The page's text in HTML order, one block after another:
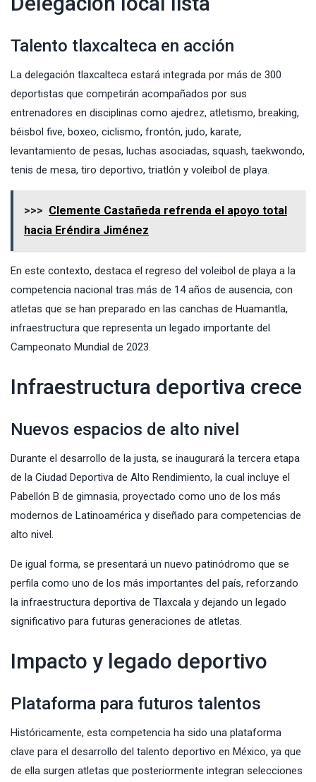
Talento tlaxcalteca en acción
La delegación tlaxcalteca estará integrada por más de 300
deportistas que competirán acompañados por sus
entrenadores en disciplinas como ajedrez, atletismo, breaking,
béisbol five, boxeo, ciclismo, frontón, judo, karate,
levantamiento de pesas, luchas asociadas, squash, taekwondo,
tenis de mesa, tiro deportivo, triatlón y voleibol de playa.
>>> Clemente Castañeda refrenda el apoyo total
hacia Eréndira Jiménez
En este contexto, destaca el regreso del voleibol de playa a la
competencia nacional tras más de 14 años de ausencia, con
atletas que se han preparado en las canchas de Huamantla,
infraestructura que representa un legado importante del
Campeonato Mundial de 2023.
Infraestructura deportiva crece
Nuevos espacios de alto nivel
Durante el desarrollo de la justa, se inaugurará la tercera etapa
de la Ciudad Deportiva de Alto Rendimiento, la cual incluye el
Pabellón B de gimnasia, proyectado como uno de los más
modernos de Latinoamérica y diseñado para competencias de
alto nivel.
De igual forma, se presentará un nuevo patinódromo que se
perfila como uno de los más importantes del país, reforzando
la infraestructura deportiva de Tlaxcala y dejando un legado
significativo para futuras generaciones de atletas.
Impacto y legado deportivo
Plataforma para futuros talentos
Históricamente, esta competencia ha sido una plataforma
clave para el desarrollo del talento deportivo en México, ya que
de ella surgen atletas que posteriormente integran selecciones